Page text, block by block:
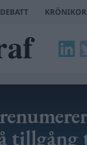
DEBATT KRÖNIKOR